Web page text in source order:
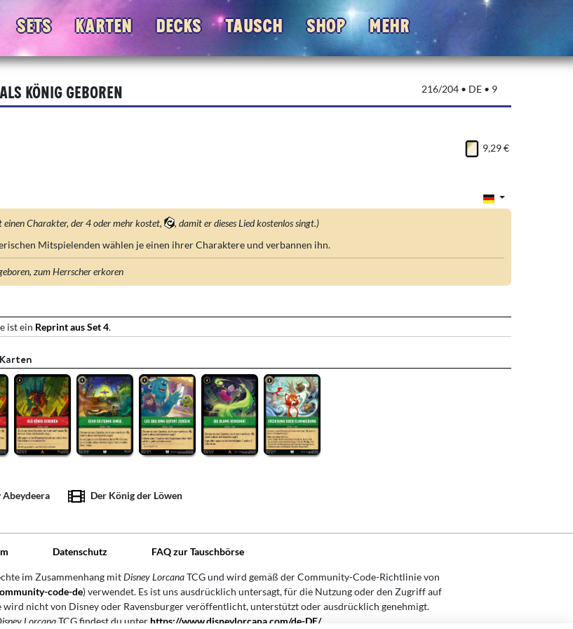
Sets Karten Decks Tausch Shop Mehr
216/204 • DE • 9
Als König geboren
9,29 €
einen Charakter, der 4 oder mehr kostet,
, damit er dieses Lied kostenlos singt.)
Mitspielenden wählen je einen ihrer Charaktere und verbannen ihn.
zum Herrscher erkoren
ist ein Reprint aus Set 4.
Abeydeera Der König der Löwen
Datenschutz FAQ zur Tauschbörse
im Zusammenhang mitDisney LorcanaTCG und wird gemäß der Community-Code-Richtlinie von
code-de) verwendet. Es ist uns ausdrücklich untersagt, für die Nutzung oder den Zugriff auf
wird nicht von Disney oder Ravensburger veröffentlicht, unterstützt oder ausdrücklich genehmigt.
LorcanaTCG findest du unterhttps://www.disneylorcana.com/de-DE/.